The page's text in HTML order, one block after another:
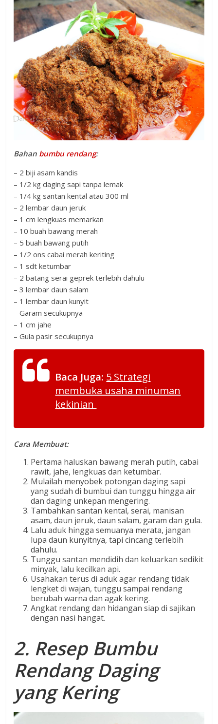
Bahan bumbu rendang:
– 2 biji asam kandis
– 1/2 kg daging sapi tanpa lemak
– 1/4 kg santan kental atau 300 ml
– 2 lembar daun jeruk
– 1 cm lengkuas memarkan
– 10 buah bawang merah
– 5 buah bawang putih
– 1/2 ons cabai merah keriting
– 1 sdt ketumbar
– 2 batang serai geprek terlebih dahulu
– 3 lembar daun salam
– 1 lembar daun kunyit
– Garam secukupnya
– 1 cm jahe
– Gula pasir secukupnya
Baca Juga: 5 Strategi
membuka usaha minuman
kekinian
Cara Membuat:
Pertama haluskan bawang merah putih, cabai
rawit, jahe, lengkuas dan ketumbar.
Mulailah menyobek potongan daging sapi
yang sudah di bumbui dan tunggu hingga air
dan daging unkepan mengering.
Tambahkan santan kental, serai, manisan
asam, daun jeruk, daun salam, garam dan gula.
Lalu aduk hingga semuanya merata, jangan
lupa daun kunyitnya, tapi cincang terlebih
dahulu.
Tunggu santan mendidih dan keluarkan sedikit
minyak, lalu kecilkan api.
Usahakan terus di aduk agar rendang tidak
lengket di wajan, tunggu sampai rendang
berubah warna dan agak kering.
Angkat rendang dan hidangan siap di sajikan
dengan nasi hangat.
2. Resep Bumbu
Rendang Daging
yang Kering